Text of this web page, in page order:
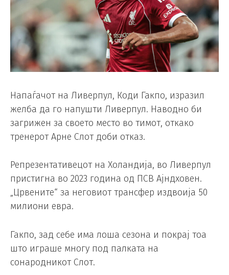
Напаѓачот на Ливерпул, Коди Гакпо, изразил
желба да го напушти Ливерпул. Наводно би
загрижен за своето место во тимот, откако
тренерот Арне Слот доби отказ.
Репрезентативецот на Холандија, во Ливерпул
пристигна во 2023 година од ПСВ Ајндховен.
„Црвените“ за неговиот трансфер издвоија 50
милиони евра.
Гакпо, зад себе има лоша сезона и покрај тоа
што играше многу под палката на
сонародникот Слот.